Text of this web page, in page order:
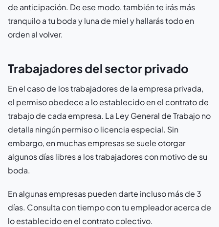
de anticipación. De ese modo, también te irás más
tranquilo a tu boda y luna de miel y hallarás todo en
orden al volver.
Trabajadores del sector privado
En el caso de los trabajadores de la empresa privada,
el permiso obedece a lo establecido en el contrato de
trabajo de cada empresa. La Ley General de Trabajo no
detalla ningún permiso o licencia especial. Sin
embargo, en muchas empresas se suele otorgar
algunos días libres a los trabajadores con motivo de su
boda.
En algunas empresas pueden darte incluso más de 3
días. Consulta con tiempo con tu empleador acerca de
lo establecido en el contrato colectivo.